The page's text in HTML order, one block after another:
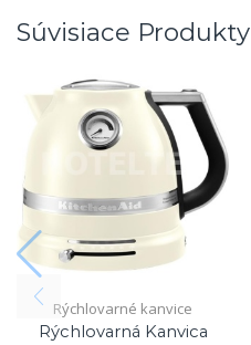
Súvisiace Produkty
Rýchlovarné kanvice
Rýchlovarná Kanvica